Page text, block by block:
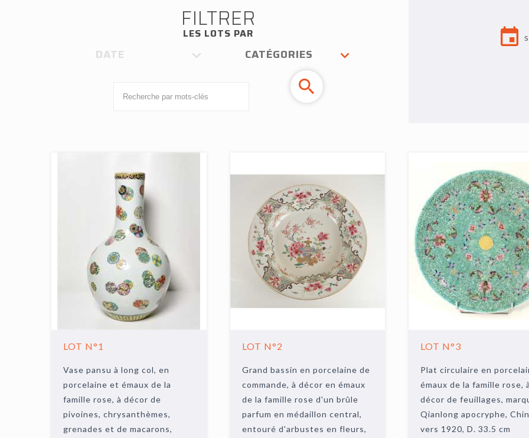
FILTRER
LES LOTS PAR
DATE CATÉGORIES
LOT N°1
Vase pansu à long col, en
porcelaine et émaux de la
famille rose, à décor de
pivoines, chrysanthèmes,
grenades et de macarons,
LOT N°2
Grand bassin en porcelaine de
commande, à décor en émaux
de la famille rose d'un brûle
parfum en médaillon central,
entouré d'arbustes en fleurs,
LOT N°3
Plat circulaire en
émaux de la famille rose,
décor de feuillages,
Qianlong apocryphe,
vers 1920, D. 33.5 cm